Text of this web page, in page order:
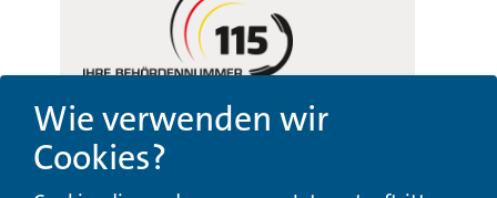
Wie verwenden wir
Cookies?